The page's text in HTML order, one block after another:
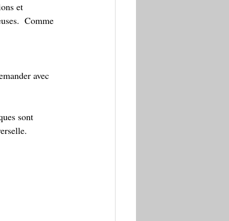
et
Comme
avec
sont